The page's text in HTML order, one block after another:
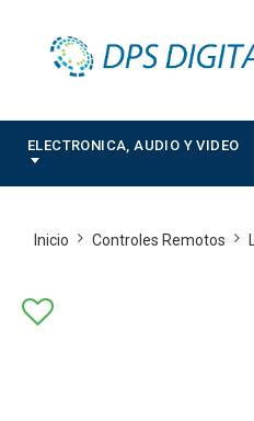
ELECTRONICA, AUDIO Y VIDEO
Inicio Controles Remotos